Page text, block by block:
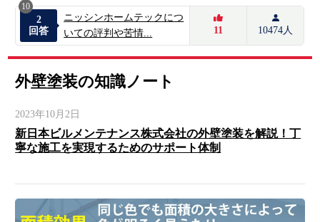
10
2
回答
ニッシンホームテックにつ
いての評判や苦情...
11 10474人
外壁塗装の知識ノート
2023年10月2日
新日本ビルメンテナンス株式会社の外壁塗装を解説！丁
寧な施工を実現するためのサポート体制